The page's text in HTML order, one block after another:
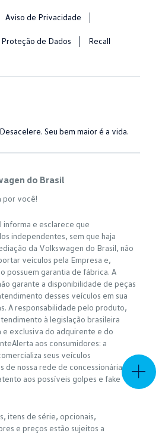
Aviso de Privacidade
de Dados
Recall
Seu bem maior é a vida.
do Brasil
por você!
informa e esclarece que
independentes, sem que haja
da Volkswagen do Brasil, não
veículos pela Empresa e,
possuem garantia de fábrica. A
garante a disponibilidade de peças
desses veículos em sua
A responsabilidade pelo produto,
à legislação brasileira
e exclusiva do adquirente e do
aos consumidores: a
seus veículos
nossa rede de concessionárias no
aos possíveis golpes e fake
itens de série, opcionais,
e preços estão sujeitos a